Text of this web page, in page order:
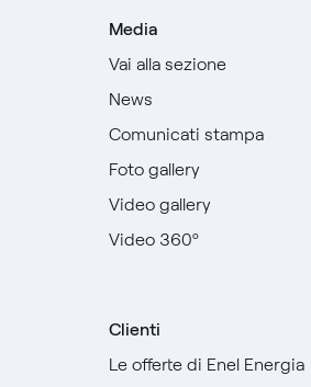
Media
Vai alla sezione
News
Comunicati stampa
Foto gallery
Video gallery
Video 360º
Clienti
Le offerte di Enel Energia